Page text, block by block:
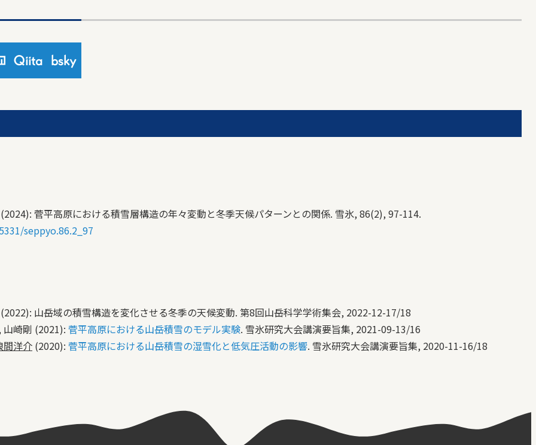
Qiita bsky
菅平高原における積雪層構造の年々変動と冬季天候パターンとの関係. 雪氷, 86(2), 97-114.
seppyo.86.2_97
山岳域の積雪構造を変化させる冬季の天候変動. 第8回山岳科学学術集会, 2022-12-17/18
山崎剛 (2021): 菅平高原における山岳積雪のモデル実験. 雪氷研究大会講演要旨集, 2021-09-13/16
間洋介 (2020): 菅平高原における山岳積雪の湿雪化と低気圧活動の影響. 雪氷研究大会講演要旨集, 2020-11-16/18